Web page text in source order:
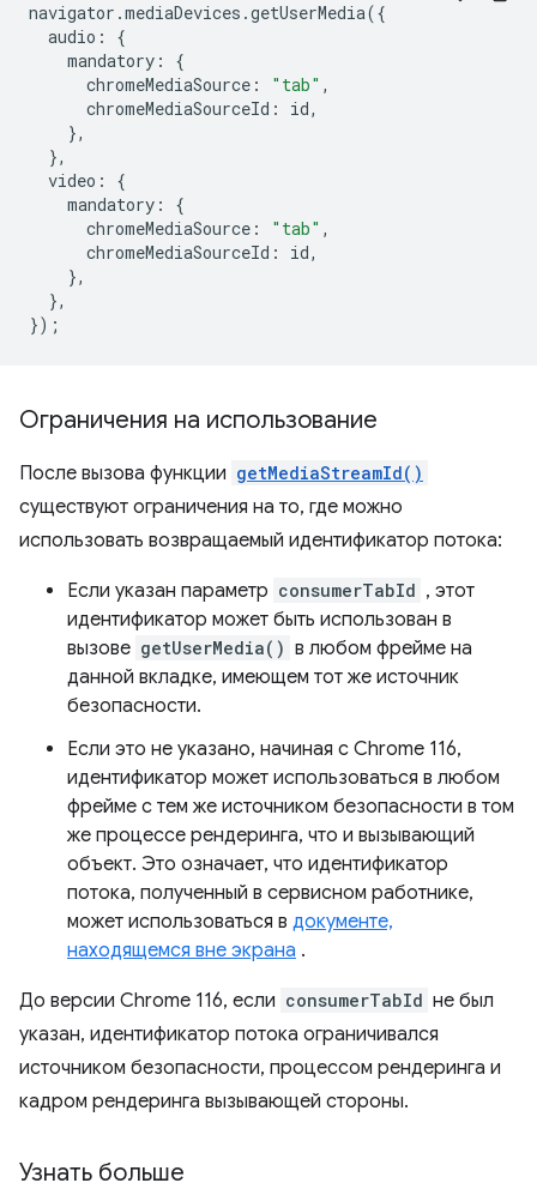
navigator .mediaDevices .getUserMedia({
audio :
{
mandatory :
{
chromeMediaSource : "tab" ,
chromeMediaSourceId : id,
},
},
video :
{
mandatory :
{
chromeMediaSource : "tab" ,
chromeMediaSourceId : id,
},
},
});
Ограничения на использование
После вызова функции getMediaStreamId()
существуют ограничения на то, где можно
использовать возвращаемый идентификатор потока:
Если указан параметр consumerTabId , этот
идентификатор может быть использован в
вызове getUserMedia() в любом фрейме на
данной вкладке, имеющем тот же источник
безопасности.
Если это не указано, начиная с Chrome 116,
идентификатор может использоваться в любом
фрейме с тем же источником безопасности в том
же процессе рендеринга, что и вызывающий
объект. Это означает, что идентификатор
потока, полученный в сервисном работнике,
может использоваться в документе,
находящемся вне экрана .
До версии Chrome 116, если consumerTabId не был
указан, идентификатор потока ограничивался
источником безопасности, процессом рендеринга и
кадром рендеринга вызывающей стороны.
Узнать больше